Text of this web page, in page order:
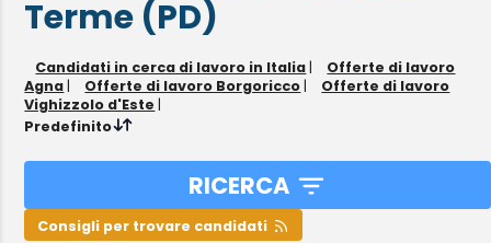
Terme (PD)
Candidati in cerca di lavoro in Italia |
Offerte di lavoro
Agna | Offerte di lavoro Borgoricco |
Offerte di lavoro
Vighizzolo d'Este |
Predefinito
RICERCA
Consigli per trovare candidati